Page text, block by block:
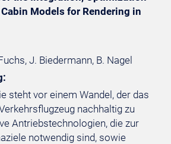
Models for Rendering in
J. Biedermann, B. Nagel
steht vor einem Wandel, der das
nachhaltig zu
Antriebstechnologien, die zur
notwendig sind, sowie